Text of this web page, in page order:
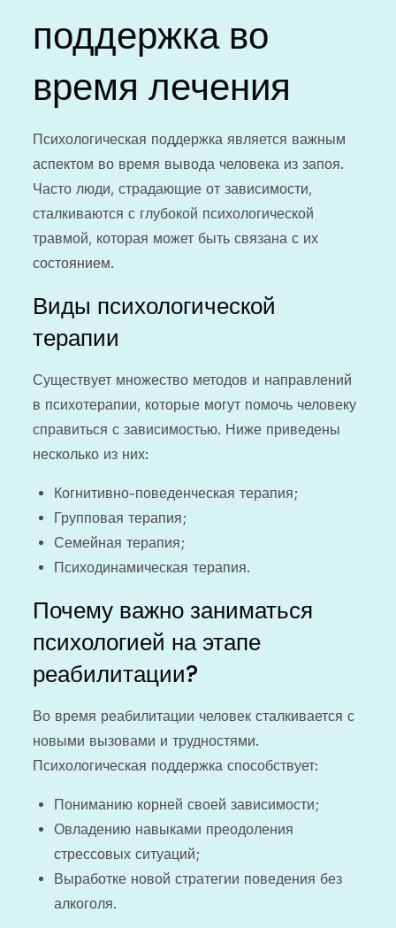
поддержка во
время лечения
Психологическая поддержка является важным
аспектом во время вывода человека из запоя.
Часто люди, страдающие от зависимости,
сталкиваются с глубокой психологической
травмой, которая может быть связана с их
состоянием.
Виды психологической
терапии
Существует множество методов и направлений
в психотерапии, которые могут помочь человеку
справиться с зависимостью. Ниже приведены
несколько из них:
Когнитивно-поведенческая терапия;
Групповая терапия;
Семейная терапия;
Психодинамическая терапия.
Почему важно заниматься
психологией на этапе
реабилитации?
Во время реабилитации человек сталкивается с
новыми вызовами и трудностями.
Психологическая поддержка способствует:
Пониманию корней своей зависимости;
Овладению навыками преодоления
стрессовых ситуаций;
Выработке новой стратегии поведения без
алкоголя.